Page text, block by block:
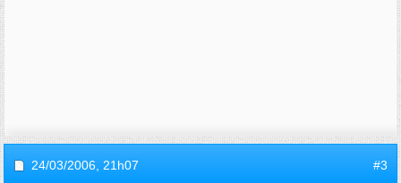
24/03/2006, 21h07 #3